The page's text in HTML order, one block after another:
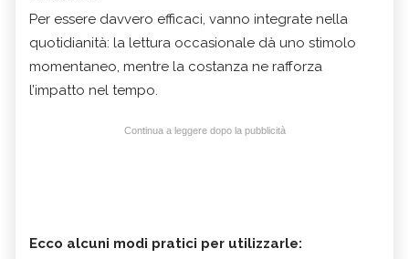
Per essere davvero efficaci, vanno integrate nella
quotidianità: la lettura occasionale dà uno stimolo
momentaneo, mentre la costanza ne rafforza
l’impatto nel tempo.
Continua a leggere dopo la pubblicità
Ecco alcuni modi pratici per utilizzarle: